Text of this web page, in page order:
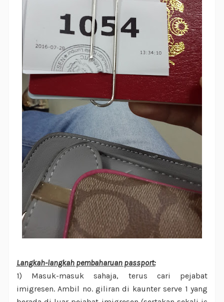
Langkah-langkah pembaharuan passport:
1) Masuk-masuk sahaja, terus cari pejabat
imigresen. Ambil no. giliran di kaunter serve 1 yang